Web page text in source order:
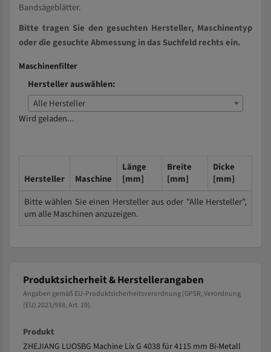
Bandsägeblätter.
Bitte tragen Sie den gesuchten Hersteller, Maschinentyp
oder die gesuchte Abmessung in das Suchfeld rechts ein.
Maschinenfilter
Hersteller auswählen:
Alle Hersteller
Wird geladen...
Hersteller Maschine
Länge
[mm]
Breite
[mm]
Dicke
[mm]
Bitte wählen Sie einen Hersteller aus oder "Alle Hersteller",
um alle Maschinen anzuzeigen.
Produktsicherheit & Herstellerangaben
Angaben gemäß EU-Produktsicherheitsverordnung (GPSR, Verordnung
(EU) 2023/988, Art. 19).
Produkt
ZHEJIANG LUOSBG Machine Lix G 4038 für 4115 mm Bi-Metall